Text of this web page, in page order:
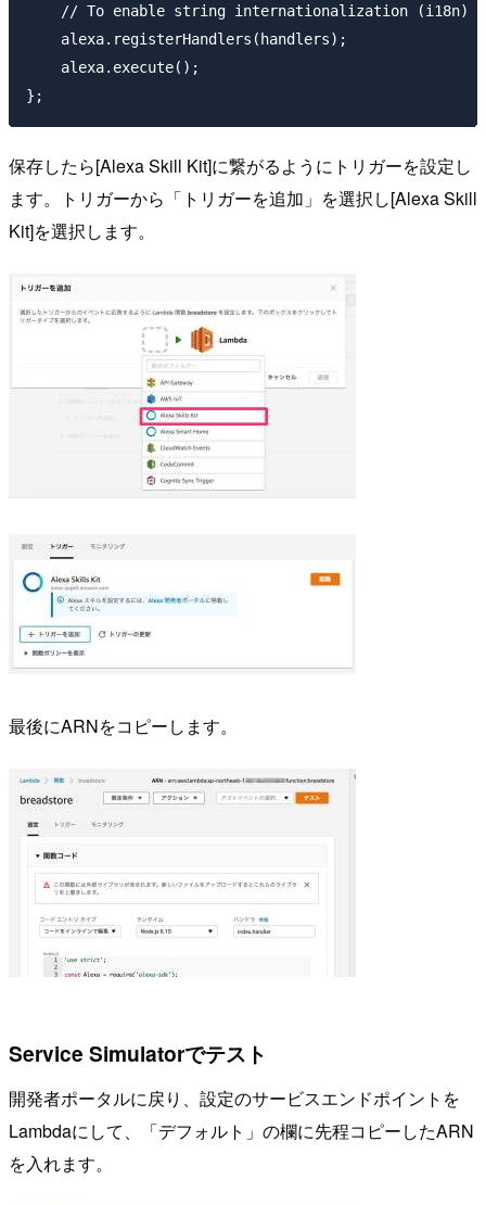
// To enable string internationalization (i18n)
    alexa.registerHandlers(handlers);
    alexa.execute();
保存したら[Alexa Skill Kit]に繋がるようにトリガーを設定し
ます。トリガーから「トリガーを追加」を選択し[Alexa Skill
Kit]を選択します。
最後にARNをコピーします。
Service Simulatorでテスト
開発者ポータルに戻り、設定のサービスエンドポイントを
Lambdaにして、「デフォルト」の欄に先程コピーしたARN
を入れます。